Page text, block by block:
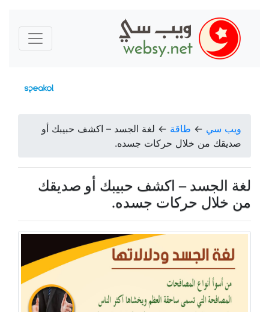
ويب سي ← طاقة ← لغة الجسد – اكشف حبيبك أو
صديقك من خلال حركات جسده.
لغة الجسد – اكشف حبيبك أو صديقك
من خلال حركات جسده.